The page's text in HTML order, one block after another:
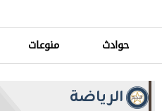
حوادث منوعات
الرياضة